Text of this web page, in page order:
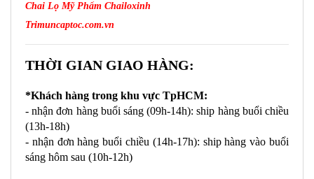
Chai Lọ Mỹ Phẩm Chailoxinh
Trimuncaptoc.com.vn
THỜI GIAN GIAO HÀNG:
*Khách hàng trong khu vực TpHCM:
- nhận đơn hàng buổi sáng (09h-14h): ship hàng buổi chiều
(13h-18h)
- nhận đơn hàng buổi chiều (14h-17h): ship hàng vào buổi
sáng hôm sau (10h-12h)